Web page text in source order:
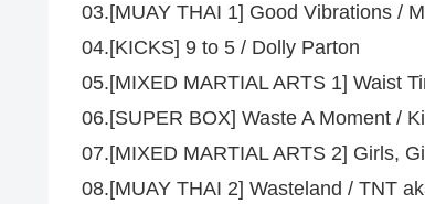
03.[MUAY THAI 1] Good Vibrations /
04.[KICKS] 9 to 5 / Dolly Parton
05.[MIXED MARTIAL ARTS 1] Waist
06.[SUPER BOX] Waste A Moment /
07.[MIXED MARTIAL ARTS 2] Girls,
08.[MUAY THAI 2] Wasteland / TNT